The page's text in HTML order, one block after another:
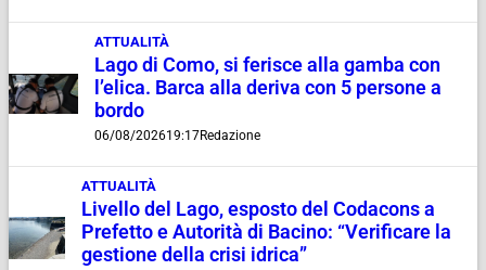
ATTUALITÀ
Lago di Como, si ferisce alla gamba con
l’elica. Barca alla deriva con 5 persone a
bordo
06/08/202619:17Redazione
ATTUALITÀ
Livello del Lago, esposto del Codacons a
Prefetto e Autorità di Bacino: “Verificare la
gestione della crisi idrica”